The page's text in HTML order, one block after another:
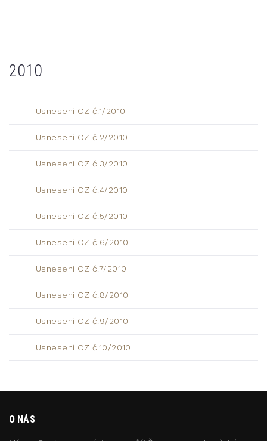
2010
Usnesení OZ č.1/2010
Usnesení OZ č.2/2010
Usnesení OZ č.3/2010
Usnesení OZ č.4/2010
Usnesení OZ č.5/2010
Usnesení OZ č.6/2010
Usnesení OZ č.7/2010
Usnesení OZ č.8/2010
Usnesení OZ č.9/2010
Usnesení OZ č.10/2010
O NÁS